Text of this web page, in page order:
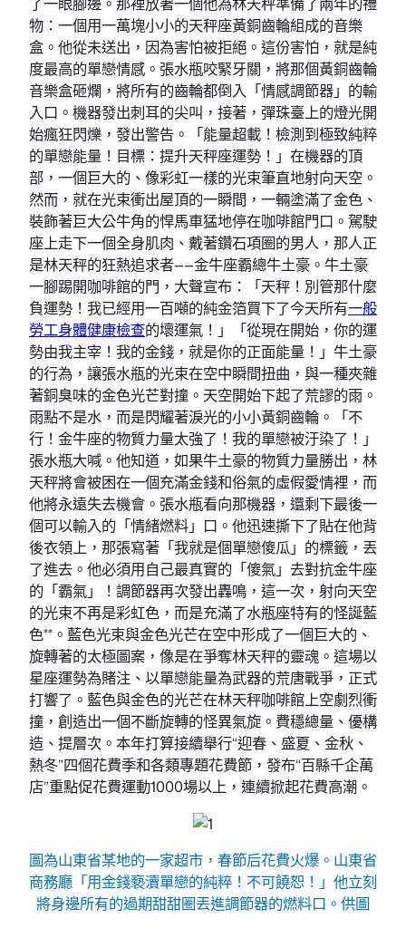
物：一個用一萬塊小小的天秤座黃銅齒輪組成的音樂
盒。他從未送出，因為害怕被拒絕。這份害怕，就是純
度最高的單戀情感。張水瓶咬緊牙關，將那個黃銅齒輪
音樂盒砸爛，將所有的齒輪都倒入「情感調節器」的輸
入口。機器發出刺耳的尖叫，接著，彈珠臺上的燈光開
始瘋狂閃爍，發出警告。「能量超載！檢測到極致純粹
的單戀能量！目標：提升天秤座運勢！」在機器的頂
部，一個巨大的、像彩虹一樣的光束筆直地射向天空。
然而，就在光束衝出屋頂的一瞬間，一輛塗滿了金色、
裝飾著巨大公牛角的悍馬車猛地停在咖啡館門口。駕駛
座上走下一個全身肌肉、戴著鑽石項圈的男人，那人正
是林天秤的狂熱追求者——金牛座霸總牛土豪。牛土豪
一腳踢開咖啡館的門，大聲宣布：「天秤！別管那什麼
負運勢！我已經用一百噸的純金箔買下了今天所有一般
勞工身體健康檢查的壞運氣！」「從現在開始，你的運
勢由我主宰！我的金錢，就是你的正面能量！」牛土豪
的行為，讓張水瓶的光束在空中瞬間扭曲，與一種夾雜
著銅臭味的金色光芒對撞。天空開始下起了荒謬的雨。
雨點不是水，而是閃耀著淚光的小小黃銅齒輪。「不
行！金牛座的物質力量太強了！我的單戀被汙染了！」
張水瓶大喊。他知道，如果牛土豪的物質力量勝出，林
天秤將會被困在一個充滿金錢和俗氣的虛假愛情裡，而
他將永遠失去機會。張水瓶看向那機器，還剩下最後一
個可以輸入的「情緒燃料」口。他迅速撕下了貼在他背
後衣領上，那張寫著「我就是個單戀傻瓜」的標籤，丟
了進去。他必須用自己最真實的「傻氣」去對抗金牛座
的「霸氣」！調節器再次發出轟鳴，這一次，射向天空
的光束不再是彩虹色，而是充滿了水瓶座特有的怪誕藍
色**。藍色光束與金色光芒在空中形成了一個巨大的、
旋轉著的太極圖案，像是在爭奪林天秤的靈魂。這場以
星座運勢為賭注、以單戀能量為武器的荒唐戰爭，正式
打響了。藍色與金色的光芒在林天秤咖啡館上空劇烈衝
撞，創造出一個不斷旋轉的怪異氣旋。費穩總量、優構
造、提層次。本年打算接續舉行“迎春、盛夏、金秋、
熱冬”四個花費季和各類專題花費節，發布“百縣千企萬
店”重點促花費運動1000場以上，連續掀起花費高潮。
圖為山東省某地的一家超市，春節后花費火爆。山東省
商務廳「用金錢褻瀆單戀的純粹！不可饒恕！」他立刻
將身邊所有的過期甜甜圈丟進調節器的燃料口。供圖